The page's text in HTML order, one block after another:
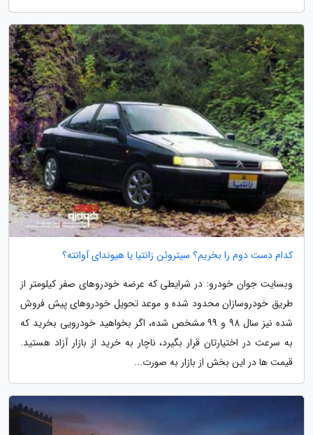
کدام دست دوم را بخریم؟ سیتروئن زانتیا یا هیوندای آوانته؟
وبسایت جوان خودرو: در شرایطی که عرضه خودروهای صفر کیلومتر از
طریق خودروسازان محدود شده و موعد تحویل خودروهای پیش فروش
شده نیز سال 98 و 99 مشخص شده، اگر بخواهید خودرویی بخرید که
به سرعت در اختیارتان قرار بگیرد، ناچار به خرید از بازار آزاد هستید.
قیمت ها در این بخش از بازار به صورت...